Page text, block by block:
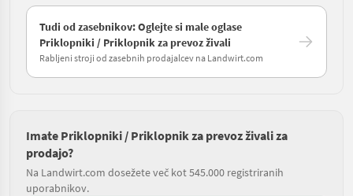
Tudi od zasebnikov: Oglejte si male oglase
Priklopniki / Priklopnik za prevoz živali
Rabljeni stroji od zasebnih prodajalcev na Landwirt.com
Imate Priklopniki / Priklopnik za prevoz živali za
prodajo?
Na Landwirt.com dosežete več kot 545.000 registriranih
uporabnikov.